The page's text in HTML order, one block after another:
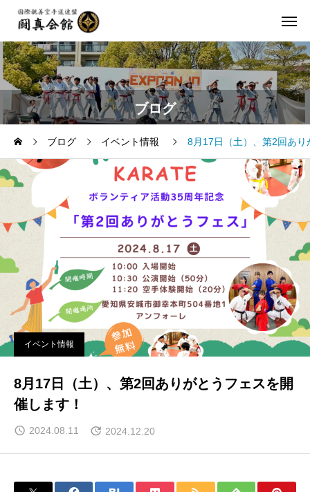
ブログ
ブログ イベント情報 8月17日（土）、第2回あ
イベント情報
8月17日（土）、第2回ありがとうフェスを開
催します！
2024.08.11 2024.12.20